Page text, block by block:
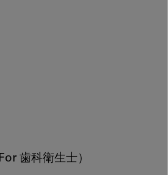
For 歯科衛生士）